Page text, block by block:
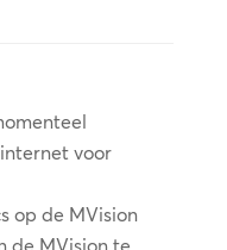
voor
op de MVision
de MVision te